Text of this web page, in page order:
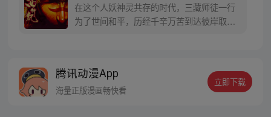
在这个人妖神灵共存的时代，三藏师徒一行
为了世间和平，历经千辛万苦到达彼岸取
辞万难，找到唐三藏大法师，和他一起重新
寻回徒弟们，组成全新“西行小队”，再度踏
腾讯动漫App
海量正版漫画畅快看
立即下载